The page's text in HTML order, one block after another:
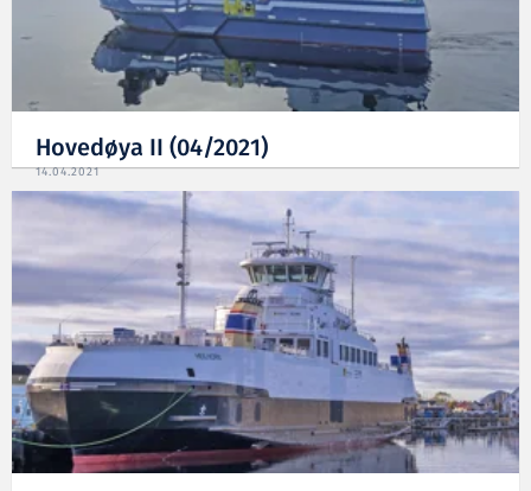
Hovedøya II (04/2021)
14.04.2021